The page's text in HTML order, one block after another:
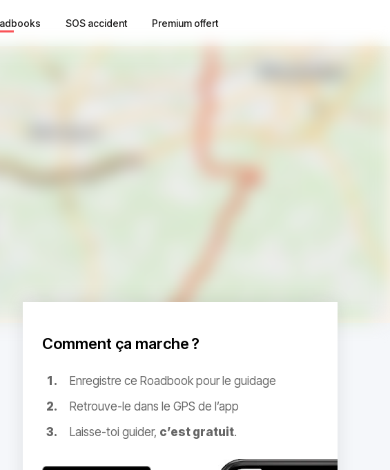
SOS accident Premium offert
Comment ça marche ?
Enregistre ce Roadbook pour le guidage
Retrouve-le dans le GPS de l’app
Laisse-toi guider, c’est gratuit.